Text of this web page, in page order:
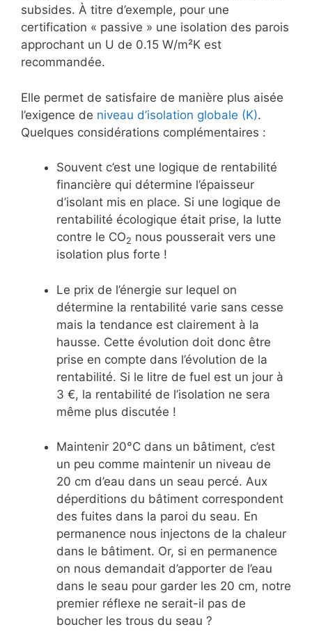
subsides. À titre d’exemple, pour une
certification « passive » une isolation des parois
approchant un U de 0.15 W/m²K est
recommandée.
Elle permet de satisfaire de manière plus aisée
l’exigence de niveau d’isolation globale (K).
Quelques considérations complémentaires :
Souvent c’est une logique de rentabilité
financière qui détermine l’épaisseur
d’isolant mis en place. Si une logique de
rentabilité écologique était prise, la lutte
contre le CO2 nous pousserait vers une
isolation plus forte !
Le prix de l’énergie sur lequel on
détermine la rentabilité varie sans cesse
mais la tendance est clairement à la
hausse. Cette évolution doit donc être
prise en compte dans l’évolution de la
rentabilité. Si le litre de fuel est un jour à
3 €, la rentabilité de l’isolation ne sera
même plus discutée !
Maintenir 20°C dans un bâtiment, c’est
un peu comme maintenir un niveau de
20 cm d’eau dans un seau percé. Aux
déperditions du bâtiment correspondent
des fuites dans la paroi du seau. En
permanence nous injectons de la chaleur
dans le bâtiment. Or, si en permanence
on nous demandait d’apporter de l’eau
dans le seau pour garder les 20 cm, notre
premier réflexe ne serait-il pas de
boucher les trous du seau ?